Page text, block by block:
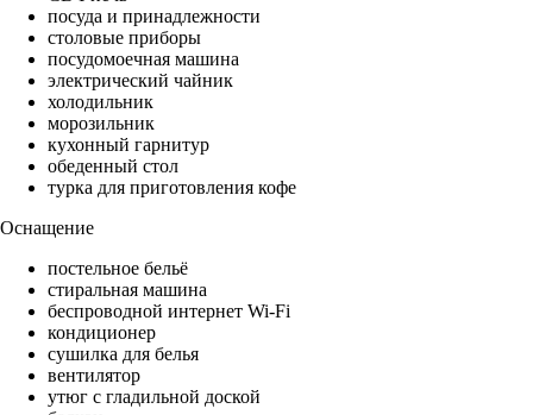
посуда и принадлежности
столовые приборы
посудомоечная машина
электрический чайник
холодильник
морозильник
кухонный гарнитур
обеденный стол
турка для приготовления кофе
Оснащение
постельное бельё
стиральная машина
беспроводной интернет Wi-Fi
кондиционер
сушилка для белья
вентилятор
утюг с гладильной доской